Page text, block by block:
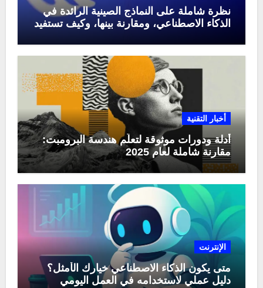
نظرة شاملة على النماذج الصينية الرائدة في
الذكاء الاصطناعي، ومقارنة بينها، وكيف تستفيد
أخبار التقنية
أدلة ودورات موثوقة لتعلّم هندسة البرومبت:
مقارنة شاملة لعام 2025
الإنترنت
متى يكون الذكاء الاصطناعي خيارك الأمثل؟
دليل عملي لاستخدامه في العمل اليومي